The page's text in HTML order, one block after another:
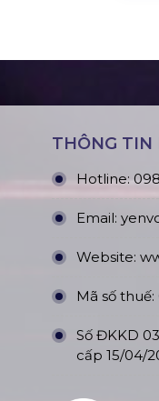
THÔNG TIN
Hotline:
Email:
Website:
Mã số thuế:
Số ĐKKD
cấp 15/04/